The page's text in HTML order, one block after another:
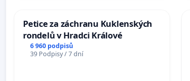
Petice za záchranu Kuklenských
rondelů v Hradci Králové
6 960 podpisů
39 Podpisy / 7 dní